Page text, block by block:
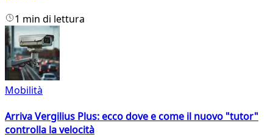
1 min di lettura
Mobilità
Arriva Vergilius Plus: ecco dove e come il nuovo "tutor"
controlla la velocità